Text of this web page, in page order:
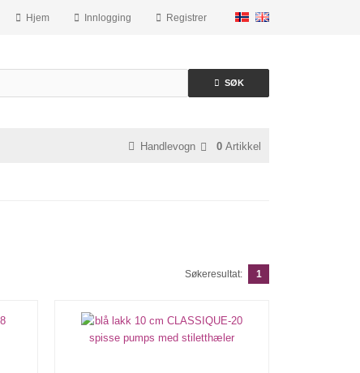
Registrer
Innlogging
Hjem
SØK
Handlevogn 0 Artikkel
Søkeresultat: 1